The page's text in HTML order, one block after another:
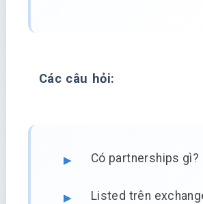
Các câu hỏi:
Có partnerships gì?
Listed trên